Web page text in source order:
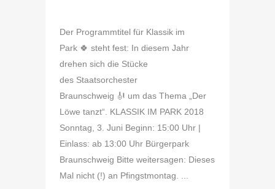
Der Programmtitel für Klassik im
Park 🍀 steht fest: In diesem Jahr
drehen sich die Stücke
des Staatsorchester
Braunschweig 🎻 um das Thema „Der
Löwe tanzt“. KLASSIK IM PARK 2018
Sonntag, 3. Juni Beginn: 15:00 Uhr |
Einlass: ab 13:00 Uhr Bürgerpark
Braunschweig Bitte weitersagen: Dieses
Mal nicht (!) an Pfingstmontag. ...